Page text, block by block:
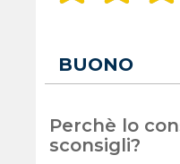
BUONO
Perchè lo
sconsigli?